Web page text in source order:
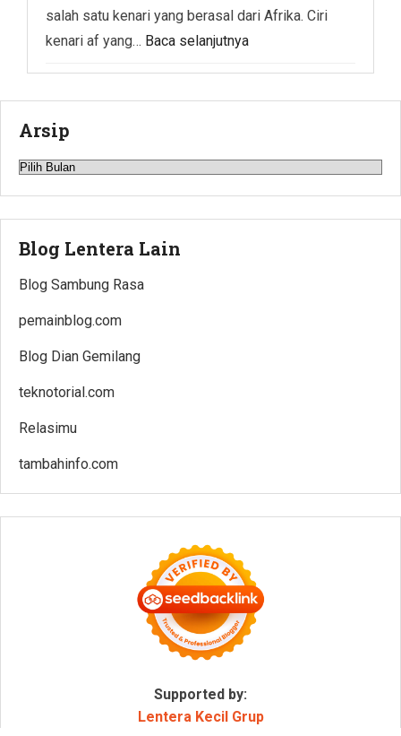
salah satu kenari yang berasal dari Afrika. Ciri
kenari af yang… Baca selanjutnya
Arsip
Arsip
Blog Lentera Lain
Blog Sambung Rasa
pemainblog.com
Blog Dian Gemilang
teknotorial.com
Relasimu
tambahinfo.com
Supported by:
Lentera Kecil Grup